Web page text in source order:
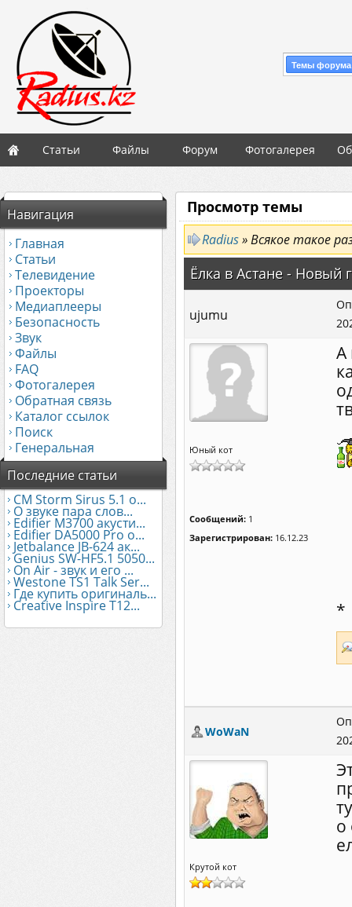
Темы
Статьи Файлы Форум Фотогалерея
Навигация
Главная
Статьи
Телевидение
Проекторы
Медиаплееры
Безопасность
Звук
Файлы
FAQ
Фотогалерея
Обратная связь
Каталог ссылок
Поиск
Генеральная
Последние статьи
CM Storm Sirus 5.1 о...
О звуке пара слов...
Edifier М3700 акусти...
Edifier DA5000 Pro о...
Jetbalance JB-624 ак...
Genius SW-HF5.1 5050...
On Air - звук и его ...
Westone TS1 Talk Ser...
Где купить оригиналь...
Creative Inspire T12...
Просмотр темы
Radius» Всякое такое
Ёлка в Астане - Новый
ujumu
Юный кот
Сообщений: 1
Зарегистрирован: 16.12.23
А
*
WoWaN
Крутой кот
о